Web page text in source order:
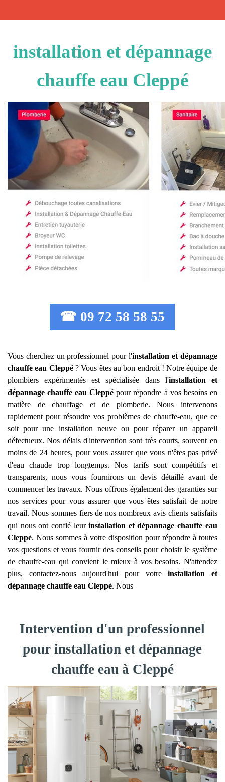
installation et dépannage
chauffe eau Cleppé
☎ 09 72 58 58 55
Vous cherchez un professionnel pour l'installation et dépannage
chauffe eau Cleppé? Vous êtes au bon endroit ! Notre équipe de
plombiers expérimentés est spécialisée dans l'installation et
dépannage chauffe eau Cleppé pour répondre à vos besoins en
matière de chauffage et de plomberie. Nous intervenons
rapidement pour résoudre vos problèmes de chauffe-eau, que ce
soit pour une installation neuve ou pour réparer un appareil
défectueux. Nos délais d'intervention sont très courts, souvent en
moins de 24 heures, pour vous assurer que vous n'êtes pas privé
d'eau chaude trop longtemps. Nos tarifs sont compétitifs et
transparents, nous vous fournirons un devis détaillé avant de
commencer les travaux. Nous offrons également des garanties sur
nos services pour vous assurer que vous êtes satisfait de notre
travail. Nous sommes fiers de nos nombreux avis clients satisfaits
qui nous ont confié leurinstallation et dépannage chauffe eau
Cleppé. Nous sommes à votre disposition pour répondre à toutes
vos questions et vous fournir des conseils pour choisir le système
de chauffe-eau qui convient le mieux à vos besoins. N'attendez
plus, contactez-nous aujourd'hui pour votreinstallation et
dépannage chauffe eau Cleppé. Nous
Intervention d'un professionnel
pour installation et dépannage
chauffe eau à Cleppé